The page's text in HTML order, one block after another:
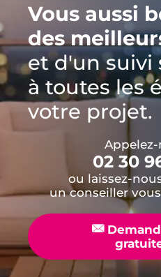
Vous aussi
des
et d'un suivi
à toutes les
votre projet.
02 30
ou laissez-
un conseiller
📧